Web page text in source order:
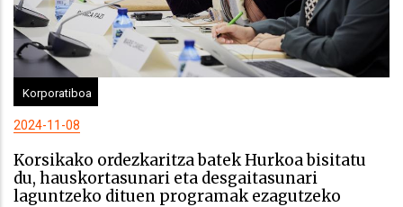
Korporatiboa
2024-11-08
Korsikako ordezkaritza batek Hurkoa bisitatu
du, hauskortasunari eta desgaitasunari
laguntzeko dituen programak ezagutzeko